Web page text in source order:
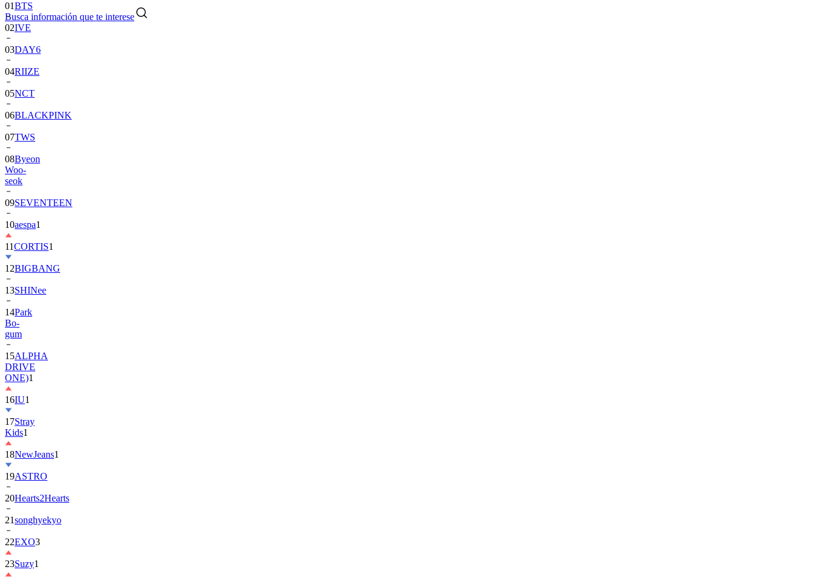
Busca información que te interese
02IVE
03DAY6
04RIIZE
05NCT
06BLACKPINK
07TWS
08Byeon
Woo-
seok
09SEVENTEEN
10aespa1
11CORTIS
12BIGBANG
13SHINee
14Park
Bo-
gum
15ALPHA
DRIVE
ONE)1
16IU1
17Stray
Kids
18NewJeans
19ASTRO
20Hearts2Hearts
21songhyekyo
22EXO3
23Suzy1
24TXT1